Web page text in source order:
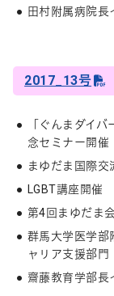
田村附属病院長
2017_13号
「ぐんまダイ
念セミナー開催
まゆだま国際交
LGBT講座開催
第4回まゆだま
群馬大学医学部
ャリア支援部門
齋藤教育学部長